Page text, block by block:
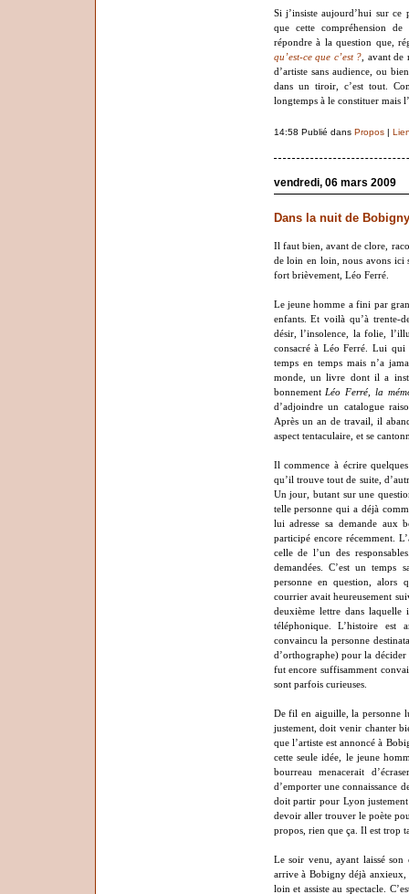
Si j’insiste aujourd’hui sur ce
que cette compréhension de
répondre à la question que,
qu’est-ce que c’est ?, avant de
d’artiste sans audience, ou
dans un tiroir, c’est tout.
longtemps à le constituer mais
14:58 Publié dans Propos|
vendredi, 06 mars 2009
Dans la nuit de Bobigny
Il faut bien, avant de clore,
de loin en loin, nous avons ici
fort brièvement, Léo Ferré.
Le jeune homme a fini par
enfants. Et voilà qu’à
désir, l’insolence, la folie,
consacré à Léo Ferré. Lui
temps en temps mais n’a
monde, un livre dont il a
bonnementLéo Ferré, la
d’adjoindre un catalogue
Après un an de travail, il
aspect tentaculaire, et se
Il commence à écrire
qu’il trouve tout de suite,
Un jour, butant sur une
telle personne qui a déjà
lui adresse sa demande aux
participé encore récemment.
celle de l’un des
demandées. C’est un temps
personne en question, alors
courrier avait heureusement
deuxième lettre dans
téléphonique. L’histoire est
convaincu la personne
d’orthographe) pour la
fut encore suffisamment
sont parfois curieuses.
De fil en aiguille, la personne
justement, doit venir chanter
que l’artiste est annoncé à
cette seule idée, le jeune
bourreau menacerait
d’emporter une connaissance
doit partir pour Lyon
devoir aller trouver le poète
propos, rien que ça. Il est trop
Le soir venu, ayant laissé son
arrive à Bobigny déjà
loin et assiste au spectacle.